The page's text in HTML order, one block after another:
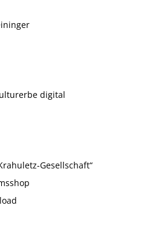
digital
Gesellschaft“